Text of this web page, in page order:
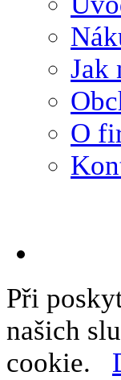
Jak
O
Při
našich
cookie.